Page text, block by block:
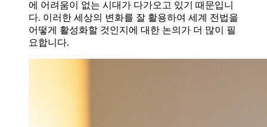
에 어려움이 없는 시대가 다가오고 있기 때문입니
다. 이러한 세상의 변화를 잘 활용하여 세계 전법을
어떻게 활성화할 것인지에 대한 논의가 더 많이 필
요합니다.